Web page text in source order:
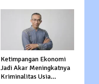
Ketimpangan Ekonomi
Jadi Akar Meningkatnya
Kriminalitas Usia